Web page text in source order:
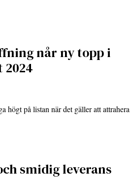
når ny topp i
högt på listan när det gäller att attrahera
smidig leverans